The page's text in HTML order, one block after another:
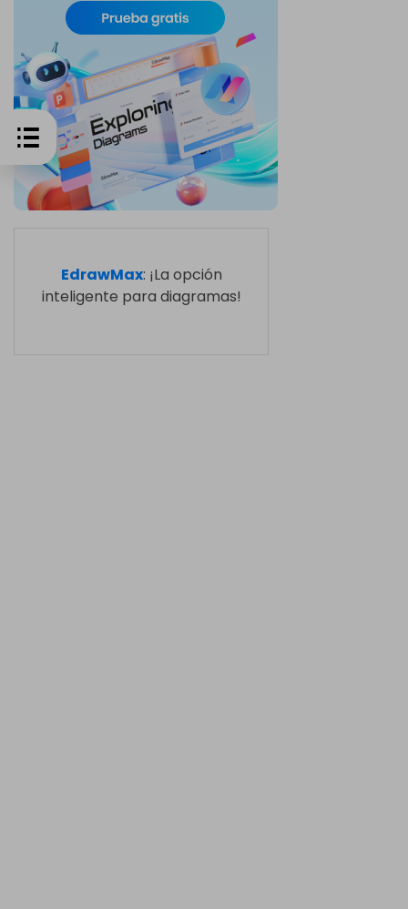
EdrawMax: ¡La opción
inteligente para diagramas!